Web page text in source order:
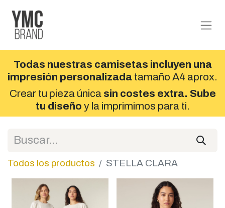
Todas nuestras camisetas incluyen una
impresión personalizada tamaño A4 aprox.
Crear tu pieza únicasin costes extra. Sube
tu diseño y la imprimimos para ti.
Todos los productos STELLA CLARA